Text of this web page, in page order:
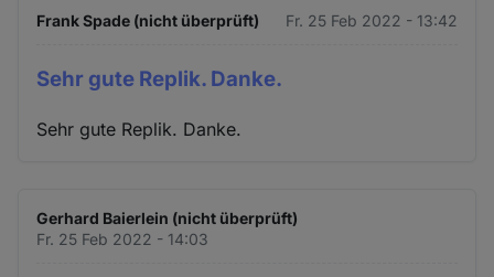
Frank Spade (nicht überprüft) Fr. 25 Feb 2022 - 13:42
Sehr gute Replik. Danke.
Sehr gute Replik. Danke.
Gerhard Baierlein (nicht überprüft)
Fr. 25 Feb 2022 - 14:03